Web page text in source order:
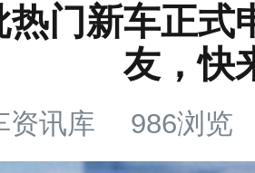
热门新车正式
友，快
资讯库 986浏览